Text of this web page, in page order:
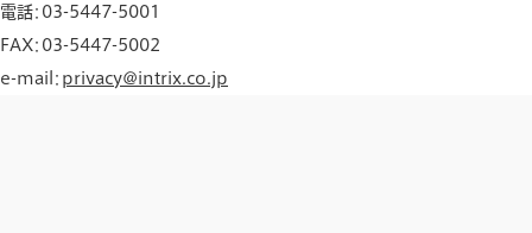
電話：03-5447-5001
FAX：03-5447-5002
e-mail： privacy@intrix.co.jp